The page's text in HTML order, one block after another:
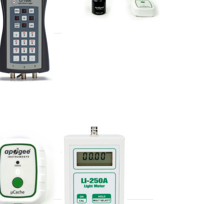
LI-COR
LI250A